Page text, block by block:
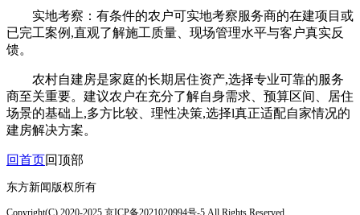
实地考察：有条件的农户可实地考察服务商的在建项目或
已完工案例,直观了解施工质量、现场管理水平与客户真实反
馈。
农村自建房是家庭的长期居住资产,选择专业可靠的服务
商至关重要。建议农户在充分了解自身需求、预算区间、居住
场景的基础上,多方比较、理性决策,选择l真正适配自家情况的
建房解决方案。
回首页回顶部
东方新闻版权所有
Copyright(C) 2020-2025 京ICP备2021020994号-5 All Rights Reserved